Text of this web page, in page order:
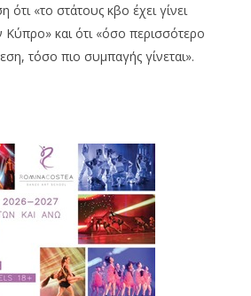
«το στάτους κβο έχει γίνει
και ότι «όσο περισσότερο
τόσο πιο συμπαγής γίνεται».